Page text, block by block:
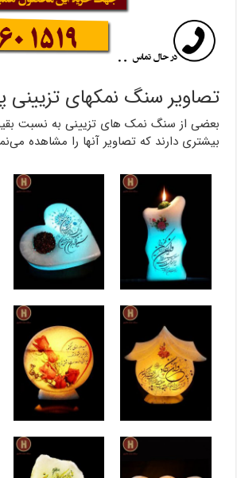
تصاویر سنگ نمکهای تزیینی
بعضی از سنگ نمک های تزیینی به نسبت
بیشتری دارند که تصاویر آنها را مشاهده